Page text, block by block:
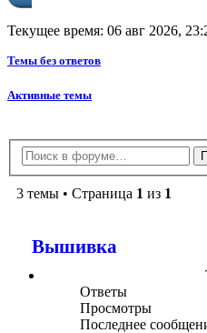
Текущее время: 06 авг 2026,
Темы без ответов
Активные темы
3 темы • Страница 1 из 1
Вышивка
Ответы
Просмотры
Последнее